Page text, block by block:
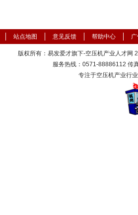
站点地图 意见反馈 帮助中心
版权所有：易发爱才旗下-空压机产业人才
服务热线：0571-88886112 传
专注于空压机产业行